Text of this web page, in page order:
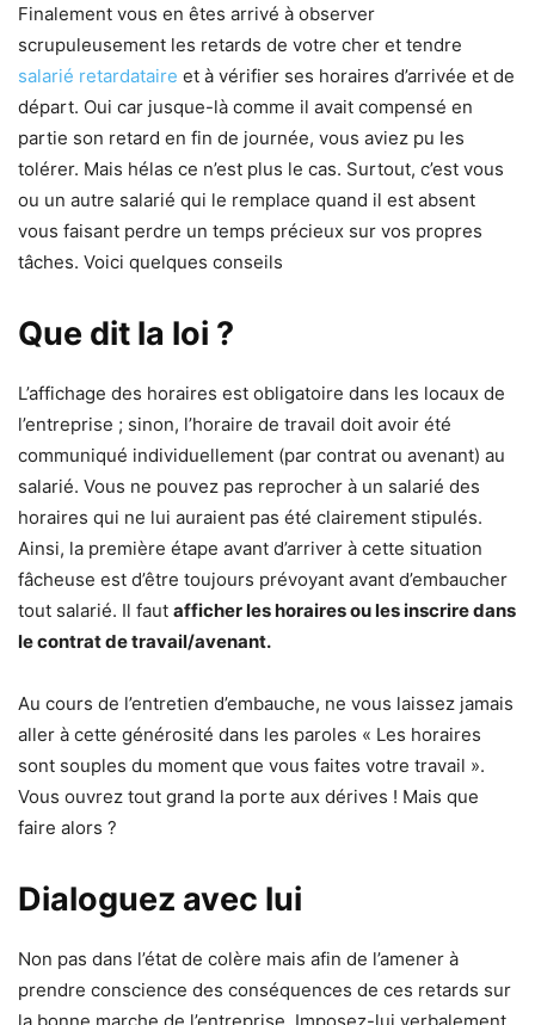
Finalement vous en êtes arrivé à observer
scrupuleusement les retards de votre cher et tendre
salarié retardataire et à vérifier ses horaires d’arrivée et de
départ. Oui car jusque-là comme il avait compensé en
partie son retard en fin de journée, vous aviez pu les
tolérer. Mais hélas ce n’est plus le cas. Surtout, c’est vous
ou un autre salarié qui le remplace quand il est absent
vous faisant perdre un temps précieux sur vos propres
tâches. Voici quelques conseils
Que dit la loi ?
L’affichage des horaires est obligatoire dans les locaux de
l’entreprise ; sinon, l’horaire de travail doit avoir été
communiqué individuellement (par contrat ou avenant) au
salarié. Vous ne pouvez pas reprocher à un salarié des
horaires qui ne lui auraient pas été clairement stipulés.
Ainsi, la première étape avant d’arriver à cette situation
fâcheuse est d’être toujours prévoyant avant d’embaucher
tout salarié. Il faut afficher les horaires ou les inscrire dans
le contrat de travail/avenant.
Au cours de l’entretien d’embauche, ne vous laissez jamais
aller à cette générosité dans les paroles « Les horaires
sont souples du moment que vous faites votre travail ».
Vous ouvrez tout grand la porte aux dérives ! Mais que
faire alors ?
Dialoguez avec lui
Non pas dans l’état de colère mais afin de l’amener à
prendre conscience des conséquences de ces retards sur
la bonne marche de l’entreprise. Imposez-lui verbalement